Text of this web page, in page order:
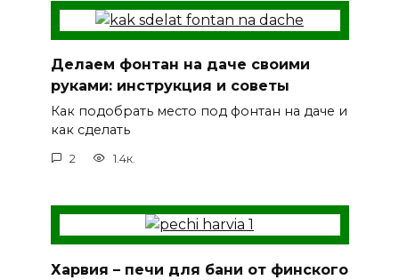
Делаем фонтан на даче своими
руками: инструкция и советы
Как подобрать место под фонтан на даче и
как сделать
2 1.4к.
Харвия – печи для бани от финского